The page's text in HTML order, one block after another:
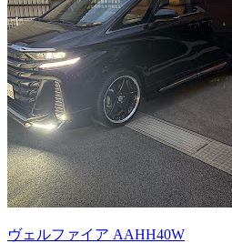
ヴェルファイア AAHH40W